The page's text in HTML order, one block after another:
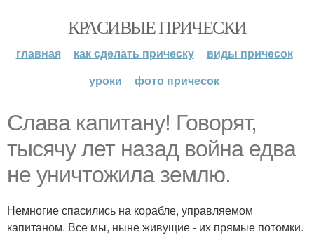
КРАСИВЫЕ ПРИЧЕСКИ
главная как сделать прическу
виды причесок
уроки
фото причесок
Слава капитану! Говорят,
тысячу лет назад война едва
не уничтожила землю.
Немногие спасились на корабле, управляемом
капитаном. Все мы, ныне живущие - их прямые потомки.